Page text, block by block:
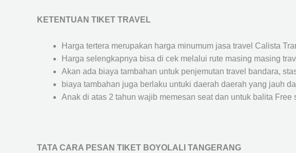
KETENTUAN TIKET TRAVEL
Harga tertera merupakan harga minumum jasa travel Calista
Harga selengkapnya bisa di cek melalui rute masing masing
Akan ada biaya tambahan untuk penjemutan travel bandara,
biaya tambahan juga berlaku untuki daerah daerah yang jauh
Anak di atas 2 tahun wajib memesan seat dan untuk balita Free
TATA CARA PESAN TIKET BOYOLALI TANGERANG